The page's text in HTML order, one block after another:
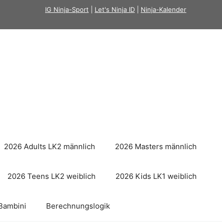
IG Ninja-Sport Let's Ninja ID Ninja-Kalender
2026 Adults LK2 männlich 2026 Masters männlich
2026 Teens LK2 weiblich 2026 Kids LK1 weiblich
Berechnungslogik